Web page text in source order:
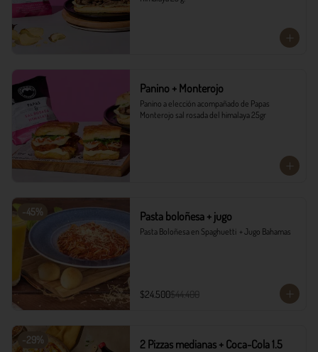
Panino + Monterojo
Panino a elección acompañado de Papas
Monterojo sal rosada del himalaya 25gr
-45% Pasta boloñesa + jugo
Pasta Boloñesa en Spaghuetti  + Jugo Bahamas
$24.500$44.400
-29%
2 Pizzas medianas + Coca-Cola 1.5